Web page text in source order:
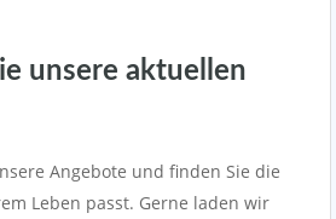
unsere aktuellen
Angebote und finden Sie die
Leben passt. Gerne laden wir